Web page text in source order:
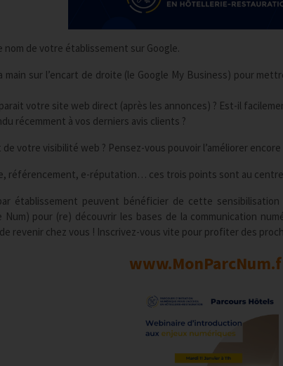
de votre établissement sur Google.
main sur l’encart de droite (le Google My Business) pour
votre site web direct (après les annonces) ? Est-il
récemment à vos derniers avis clients ?
votre visibilité web ? Pensez-vous pouvoir l’améliorer encore
référencement, e-réputation… ces trois points sont au centre
établissement peuvent bénéficier de cette
Num) pour (re) découvrir les bases de la communication
revenir chez vous ! Inscrivez-vous vite pour profiter des